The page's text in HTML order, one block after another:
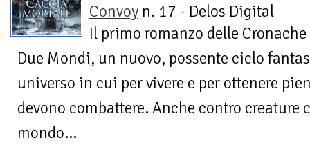
Convoy n. 17 - Delos Digital
Il primo romanzo delle
Due Mondi, un nuovo, possente ciclo
universo in cui per vivere e per ottenere
devono combattere. Anche contro creature
mondo…